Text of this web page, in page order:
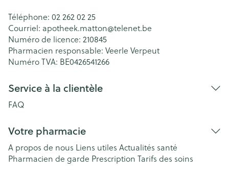
Téléphone: 02 262 02 25
Courriel: apotheek.matton@telenet.be
Numéro de licence: 210845
Pharmacien responsable: Veerle Verpeut
Numéro TVA: BE0426541266
Service à la clientèle
FAQ
Votre pharmacie
A propos de nous Liens utiles Actualités santé
Pharmacien de garde Prescription Tarifs des soins